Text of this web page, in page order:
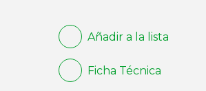
Añadir a la lista
Ficha Técnica